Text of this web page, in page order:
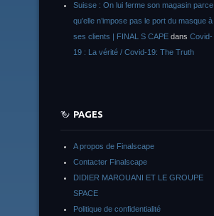
Suisse : On lui ferme son magasin parce
qu’elle n’impose pas le port du masque à
ses clients | FINAL S CAPE dans Covid-
19 : La vérité / Covid-19: The Truth
PAGES
A propos de Finalscape
Contacter Finalscape
DIDIER MAROUANI ET LE GROUPE
SPACE
Politique de confidentialité